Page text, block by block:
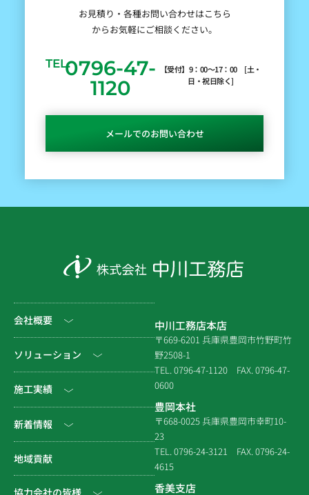
お見積り・各種お問い合わせはこちら
からお気軽にご相談ください。
TEL.0796-47-
1120
【受付】9：00～17：00 [土・
日・祝日除く]
メールでのお問い合わせ
会社概要
社長挨拶
会社沿革
拠点一覧
ソリューション
公共工事
住宅関連
施工実績
土木
建築（民間）
新着情報
NEWS & EVENT
地域貢献
協力会社の皆様
中川工務店本店
〒669-6201 兵庫県豊岡市竹野町竹
野2508-1
TEL. 0796-47-1120 FAX. 0796-47-
0600
豊岡本社
〒668-0025 兵庫県豊岡市幸町10-
23
TEL. 0796-24-3121 FAX. 0796-24-
4615
香美支店